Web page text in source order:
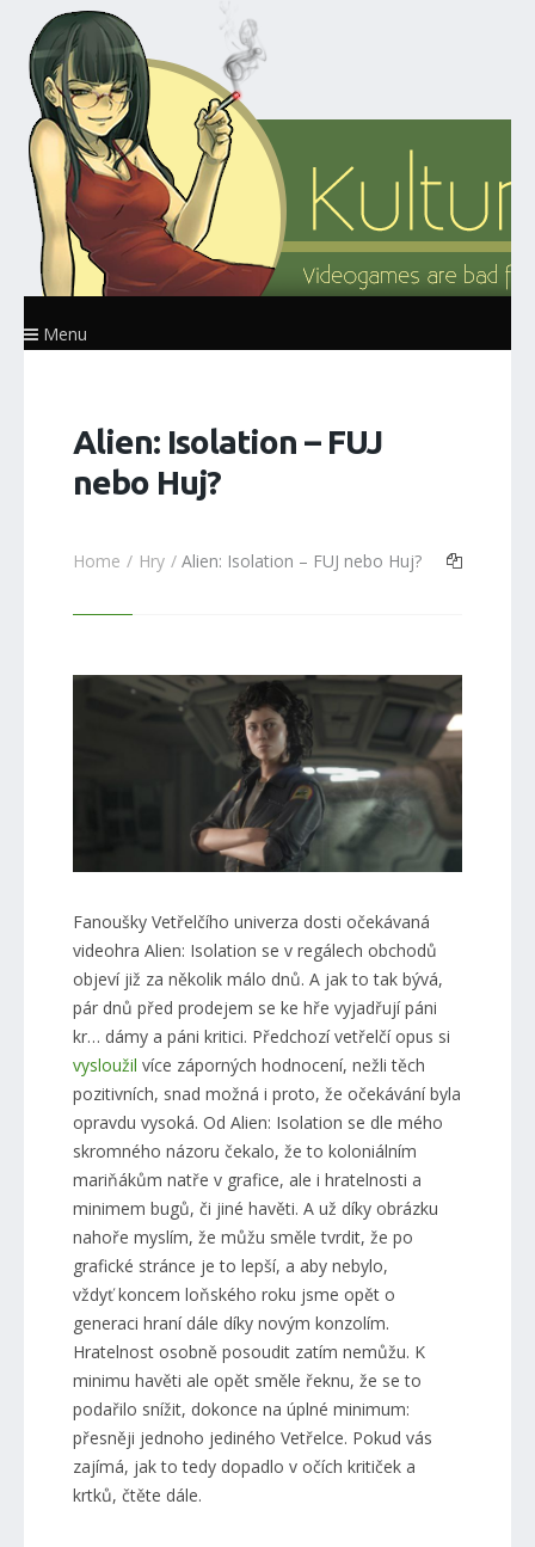
Menu
Alien: Isolation – FUJ
nebo Huj?
Home Hry Alien: Isolation – FUJ nebo Huj?
Fanoušky Vetřelčího univerza dosti očekávaná
videohra Alien: Isolation se v regálech obchodů
objeví již za několik málo dnů. A jak to tak bývá,
pár dnů před prodejem se ke hře vyjadřují páni
kr… dámy a páni kritici. Předchozí vetřelčí opus si
vysloužil více záporných hodnocení, nežli těch
pozitivních, snad možná i proto, že očekávání byla
opravdu vysoká. Od Alien: Isolation se dle mého
skromného názoru čekalo, že to koloniálním
mariňákům natře v grafice, ale i hratelnosti a
minimem bugů, či jiné havěti. A už díky obrázku
nahoře myslím, že můžu směle tvrdit, že po
grafické stránce je to lepší, a aby nebylo,
vždyť koncem loňského roku jsme opět o
generaci hraní dále díky novým konzolím.
Hratelnost osobně posoudit zatím nemůžu. K
minimu havěti ale opět směle řeknu, že se to
podařilo snížit, dokonce na úplné minimum:
přesněji jednoho jediného Vetřelce. Pokud vás
zajímá, jak to tedy dopadlo v očích kritiček a
krtků, čtěte dále.